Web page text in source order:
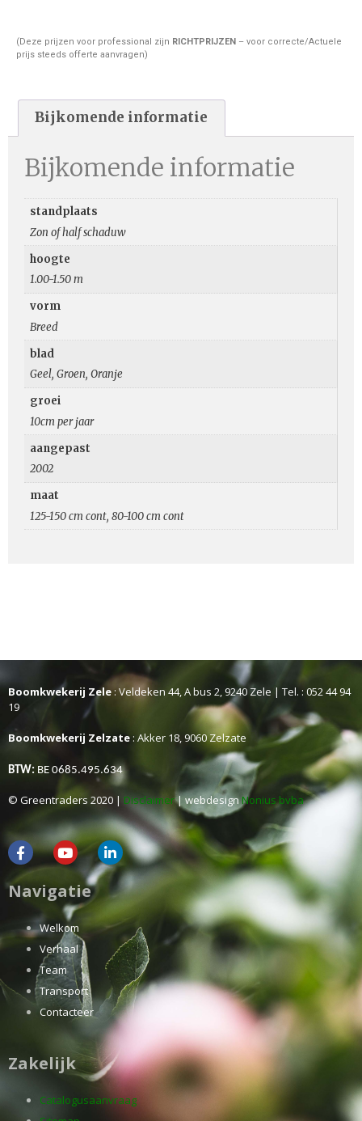
(Deze prijzen voor professional zijn RICHTPRIJZEN – voor correcte/Actuele
prijs steeds offerte aanvragen)
Bijkomende informatie
Bijkomende informatie
standplaats
Zon of half schaduw
hoogte
1.00-1.50 m
vorm
Breed
blad
Geel, Groen, Oranje
groei
10cm per jaar
aangepast
2002
maat
125-150 cm cont, 80-100 cm cont
Boomkwekerij Zele: Veldeken 44, A bus 2, 9240 Zele | Tel. : 052 44 94
19
Boomkwekerij Zelzate : Akker 18, 9060 Zelzate
BTW: BE 0685.495.634
© Greentraders 2020 | Disclaimer| webdesignNonius bvba
Navigatie
Welkom
Verhaal
Team
Transport
Contacteer
Zakelijk
Catalogusaanvraag